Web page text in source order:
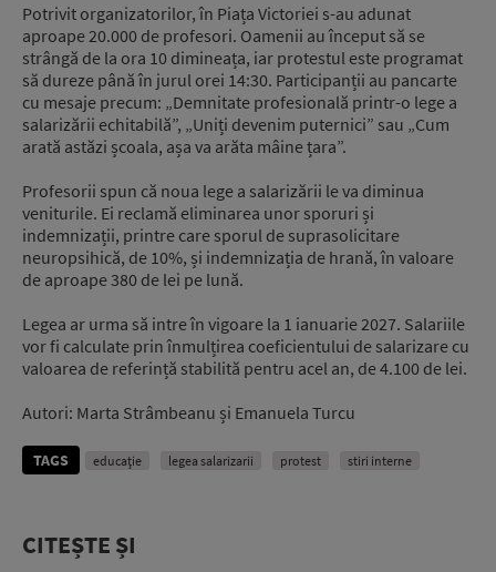
Potrivit organizatorilor, în Piața Victoriei s-au adunat
aproape 20.000 de profesori. Oamenii au început să se
strângă de la ora 10 dimineața, iar protestul este programat
să dureze până în jurul orei 14:30. Participanții au pancarte
cu mesaje precum: „Demnitate profesională printr-o lege a
salarizării echitabilă”, „Uniți devenim puternici” sau „Cum
arată astăzi școala, așa va arăta mâine țara”.
Profesorii spun că noua lege a salarizării le va diminua
veniturile. Ei reclamă eliminarea unor sporuri și
indemnizații, printre care sporul de suprasolicitare
neuropsihică, de 10%, și indemnizația de hrană, în valoare
de aproape 380 de lei pe lună.
Legea ar urma să intre în vigoare la 1 ianuarie 2027. Salariile
vor fi calculate prin înmulțirea coeficientului de salarizare cu
valoarea de referință stabilită pentru acel an, de 4.100 de lei.
Autori: Marta Strâmbeanu și Emanuela Turcu
TAGS educație legea salarizarii protest stiri interne
CITEȘTE ȘI